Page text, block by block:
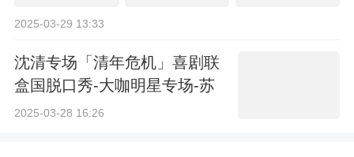
2025-03-29 13:33
沈清专场「清年危机」喜剧联
盒国脱口秀-大咖明星专场-苏
州站
2025-03-28 16:26